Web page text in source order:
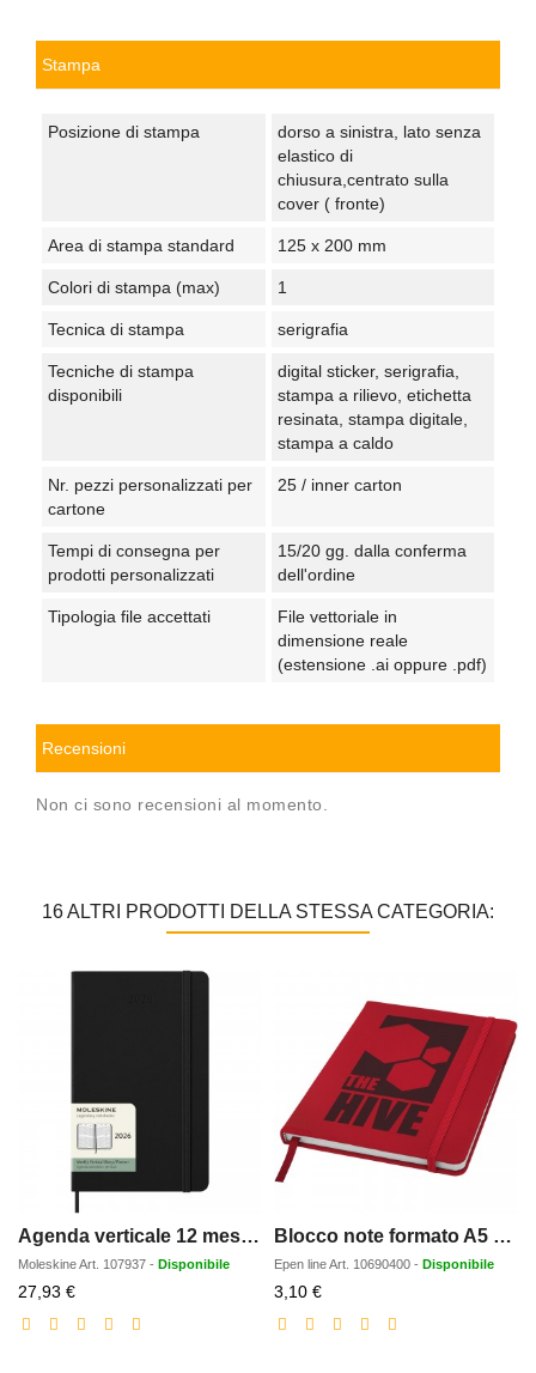
Stampa
Posizione di stampa
dorso a sinistra, lato senza
elastico di
chiusura,centrato sulla
cover ( fronte)
Area di stampa standard 125 x 200 mm
Colori di stampa (max) 1
Tecnica di stampa serigrafia
Tecniche di stampa
disponibili
digital sticker, serigrafia,
stampa a rilievo, etichetta
resinata, stampa digitale,
stampa a caldo
Nr. pezzi personalizzati per
cartone
25 / inner carton
Tempi di consegna per
prodotti personalizzati
15/20 gg. dalla conferma
dell'ordine
Tipologia file accettati
File vettoriale in
dimensione reale
(estensione .ai oppure .pdf)
Recensioni
Non ci sono recensioni al momento.
16 ALTRI PRODOTTI DELLA STESSA CATEGORIA:
Agenda verticale 12 mesi formato L con copertina rigida Moleskine
MoleskineArt. 107937 - Disponibile
27,93 €Prezzo
scontato
Blocco note formato A5 con copertina rigida Spectrum
Epen lineArt. 10690400 - Disponibile
3,10 €Prezzo
scontato